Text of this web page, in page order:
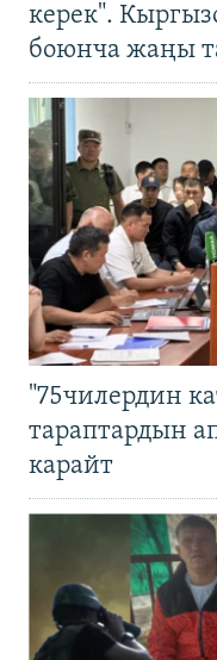
керек".
боюнча жаңы
"75чилердин
тараптардын
карайт